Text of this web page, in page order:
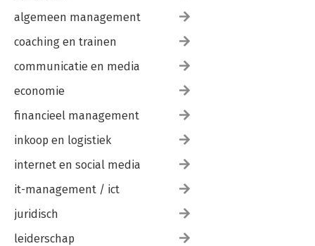
algemeen management
coaching en trainen
communicatie en media
economie
financieel management
inkoop en logistiek
internet en social media
it-management / ict
juridisch
leiderschap